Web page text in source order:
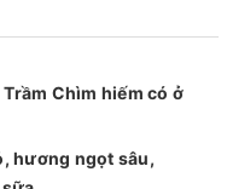
Chìm hiếm có ở
hương ngọt sâu,